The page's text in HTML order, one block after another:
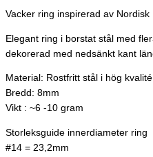
Vacker ring inspirerad av Nordisk
Elegant ring i borstat stål med
dekorerad med nedsänkt kant
Material: Rostfritt stål i hög kvalité
Bredd: 8mm
Vikt : ~6 -10 gram
Storleksguide innerdiameter ring
#14 = 23,2mm